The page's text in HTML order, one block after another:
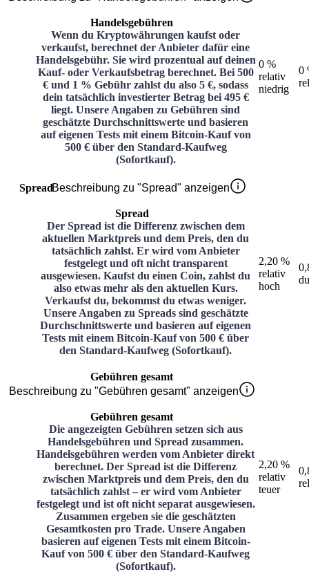
Handelsgebühren
Wenn du Kryptowährungen kaufst oder
verkaufst, berechnet der Anbieter dafür eine
Handelsgebühr. Sie wird prozentual auf deinen
Kauf- oder Verkaufsbetrag berechnet. Bei 500
€ und 1 % Gebühr zahlst du also 5 €, sodass
dein tatsächlich investierter Betrag bei 495 €
liegt. Unsere Angaben zu Gebühren sind
geschätzte Durchschnittswerte und basieren
auf eigenen Tests mit einem Bitcoin-Kauf von
500 € über den Standard-Kaufweg
(Sofortkauf).
0 %
relativ
niedrig
0
SpreadBeschreibung zu "Spread" anzeigen
Spread
Der Spread ist die Differenz zwischen dem
aktuellen Marktpreis und dem Preis, den du
tatsächlich zahlst. Er wird vom Anbieter
festgelegt und oft nicht transparent
ausgewiesen. Kaufst du einen Coin, zahlst du
also etwas mehr als den aktuellen Kurs.
Verkaufst du, bekommst du etwas weniger.
Unsere Angaben zu Spreads sind geschätzte
Durchschnittswerte und basieren auf eigenen
Tests mit einem Bitcoin-Kauf von 500 € über
den Standard-Kaufweg (Sofortkauf).
2,20 %
relativ
hoch
Gebühren gesamt
Beschreibung zu "Gebühren gesamt" anzeigen
Gebühren gesamt
Die angezeigten Gebühren setzen sich aus
Handelsgebühren und Spread zusammen.
Handelsgebühren werden vom Anbieter direkt
berechnet. Der Spread ist die Differenz
zwischen Marktpreis und dem Preis, den du
tatsächlich zahlst – er wird vom Anbieter
festgelegt und ist oft nicht separat ausgewiesen.
Zusammen ergeben sie die geschätzten
Gesamtkosten pro Trade. Unsere Angaben
basieren auf eigenen Tests mit einem Bitcoin-
Kauf von 500 € über den Standard-Kaufweg
(Sofortkauf).
2,20 %
relativ
teuer